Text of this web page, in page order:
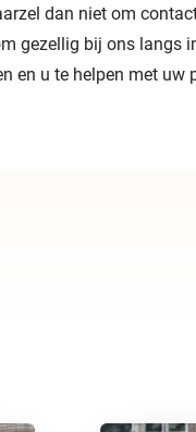
dan niet om
gezellig bij ons langs
en u te helpen met uw